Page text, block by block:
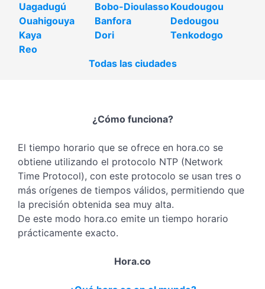
Uagadugú
Bobo-DioulassoKoudougou
Ouahigouya
Banfora
Dedougou
Kaya
Dori
Tenkodogo
Reo
Todas las ciudades
¿Cómo funciona?
El tiempo horario que se ofrece en hora.co se
obtiene utilizando el protocolo NTP (Network
Time Protocol), con este protocolo se usan tres o
más orígenes de tiempos válidos, permitiendo que
la precisión obtenida sea muy alta.
De este modo hora.co emite un tiempo horario
prácticamente exacto.
Hora.co